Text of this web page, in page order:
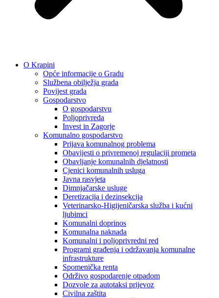
O Krapini
Opće informacije o Gradu
Službena obilježja grada
Povijest grada
Gospodarstvo
O gospodarstvu
Poljoprivreda
Invest in Zagorje
Komunalno gospodarstvo
Prijava komunalnog problema
Obavijesti o privremenoj regulaciji prometa
Obavljanje komunalnih djelatnosti
Cjenici komunalnih usluga
Javna rasvjeta
Dimnjačarske usluge
Deretizacija i dezinsekcija
Veterinarsko-Higijeničarska služba i kućni
ljubimci
Komunalni doprinos
Komunalna naknada
Komunalni i poljoprivredni red
Programi građenja i održavanja komunalne
infrastrukture
Spomenička renta
Održivo gospodarenje otpadom
Dozvole za autotaksi prijevoz
Civilna zaštita